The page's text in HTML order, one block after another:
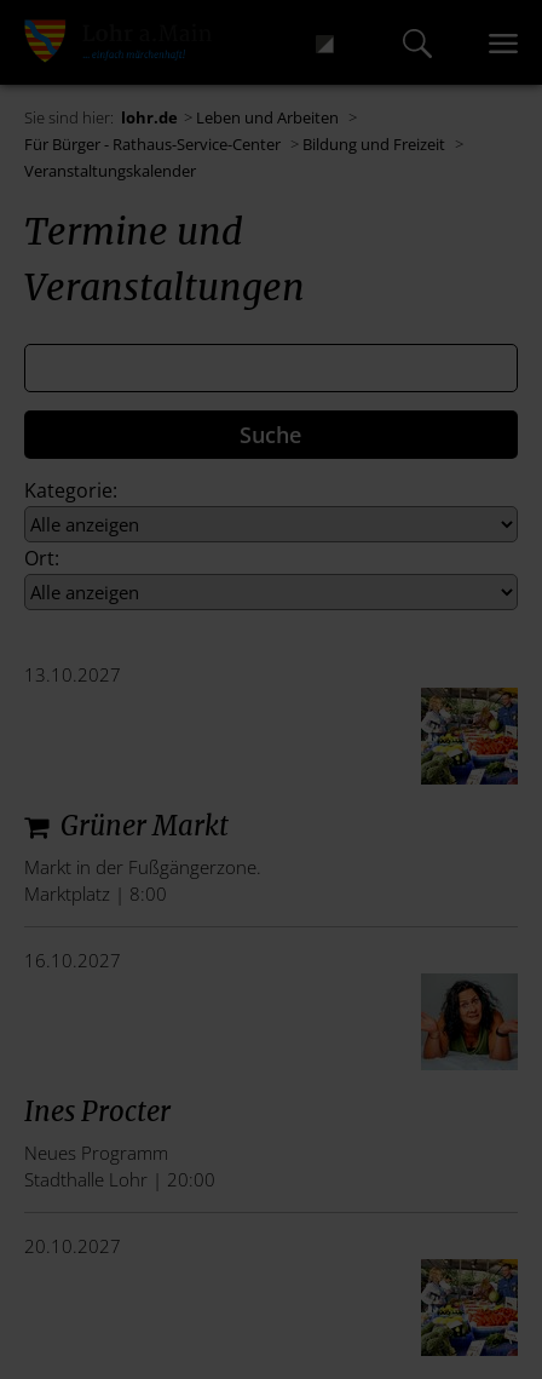
Sie sind hier: lohr.de > Leben und Arbeiten >
Für Bürger - Rathaus-Service-Center > Bildung und Freizeit >
Veranstaltungskalender
Termine und
Veranstaltungen
Kategorie:
Ort:
13.10.2027
Grüner Markt
Markt in der Fußgängerzone.
Marktplatz | 8:00
16.10.2027
Ines Procter
Neues Programm
Stadthalle Lohr | 20:00
20.10.2027